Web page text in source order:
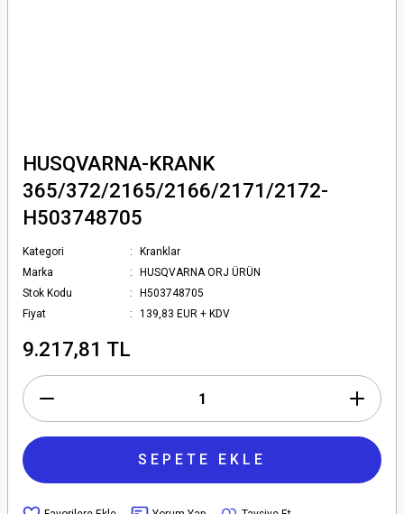
HUSQVARNA-KRANK
365/372/2165/2166/2171/2172-
H503748705
Kategori
Kranklar
Marka
HUSQVARNA ORJ ÜRÜN
Stok Kodu
H503748705
Fiyat
139,83 EUR + KDV
9.217,81 TL
SEPETE EKLE